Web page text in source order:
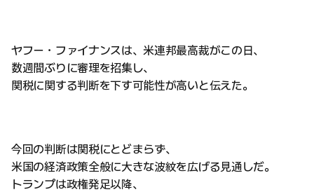
ヤフー・ファイナンスは、米連邦最高裁がこの日、
数週間ぶりに審理を招集し、
関税に関する判断を下す可能性が高いと伝えた。
今回の判断は関税にとどまらず、
米国の経済政策全般に大きな波紋を広げる見通しだ。
トランプは政権発足以降、